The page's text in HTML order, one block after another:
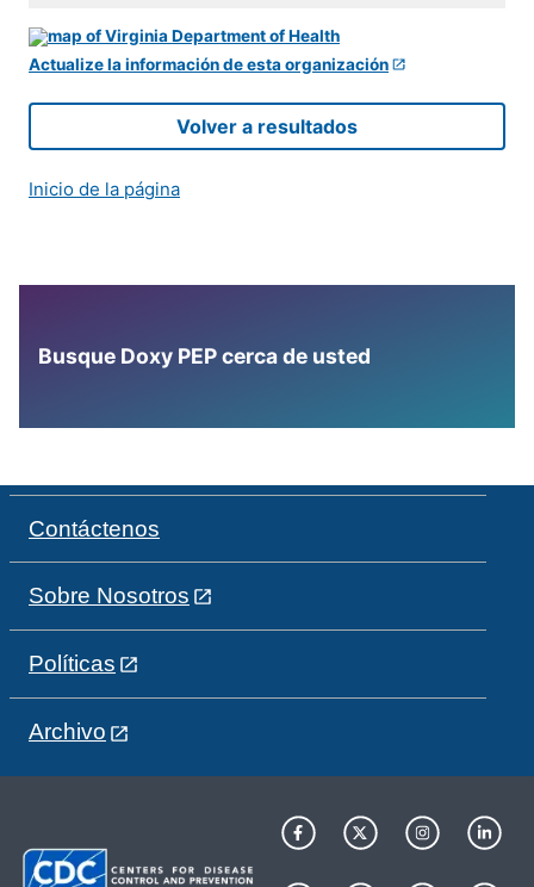
Actualize la información de esta organización
Volver a resultados
Inicio de la página
Busque Doxy PEP cerca de usted
Contáctenos
Sobre Nosotros
Políticas
Archivo